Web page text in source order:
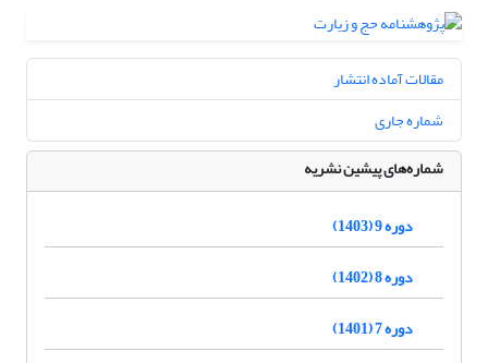
مقالات آماده انتشار
شماره جاری
شماره‌های پیشین نشریه
دوره 9 (1403)
دوره 8 (1402)
دوره 7 (1401)